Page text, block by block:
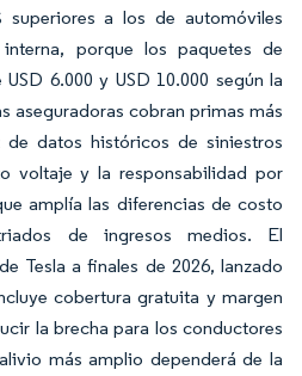
superiores a los de automóviles
porque los paquetes de
6.000 y USD 10.000 según la
aseguradoras cobran primas más
datos históricos de siniestros
voltaje y la responsabilidad por
amplía las diferencias de costo
de ingresos medios. El
Tesla a finales de 2026, lanzado
cobertura gratuita y margen
la brecha para los conductores
más amplio dependerá de la